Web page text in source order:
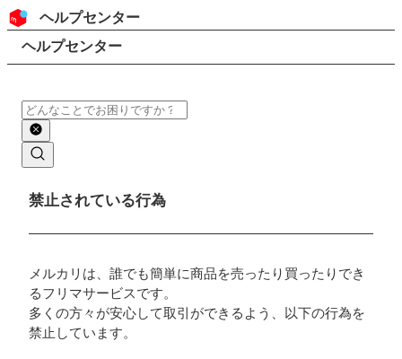
コンテンツにスキップ
ヘッダー
ヘルプセンター
検索
パンくずリスト
ヘルプセンター
検索
メインコンテンツ
禁止されている行為
メルカリは、誰でも簡単に商品を売ったり買ったりでき
るフリマサービスです。
多くの方々が安心して取引ができるよう、以下の行為を
禁止しています。